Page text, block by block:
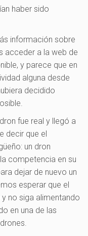
haber sido
información sobre
acceder a la web de
y parece que en
alguna desde
decidido
fue real y llegó a
decir que el
un dron
competencia en su
dejar de nuevo un
esperar que el
no siga alimentando
en una de las